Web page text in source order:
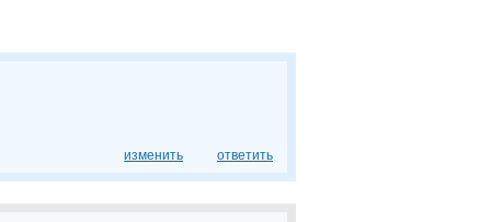
изменить ответить